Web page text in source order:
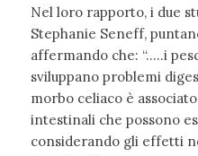
Nel loro rapporto, i due
Stephanie Seneff,
affermando che: “…..i
sviluppano problemi
morbo celiaco è
intestinali che possono
considerando gli effetti